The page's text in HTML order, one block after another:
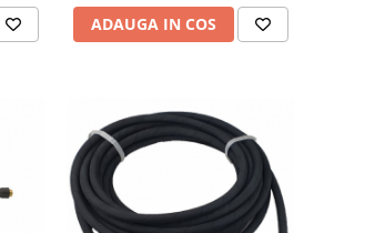
ADAUGA IN COS